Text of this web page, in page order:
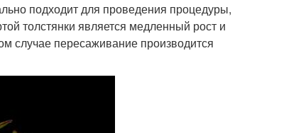
подходит для проведения процедуры,
толстянки является медленный рост и
случае пересаживание производится